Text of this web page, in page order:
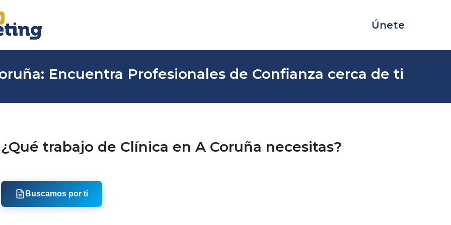
Únete
Encuentra Profesionales de Confianza cerca de ti
¿Qué trabajo de Clínica en A Coruña necesitas?
Buscamos por ti